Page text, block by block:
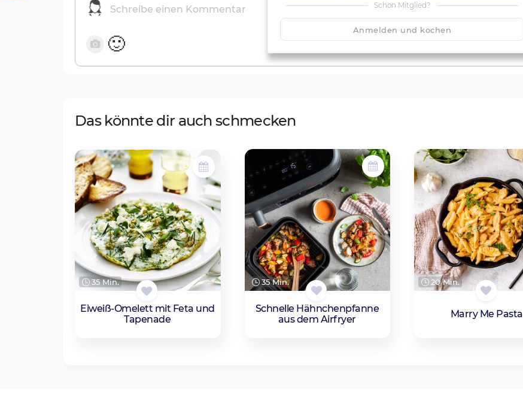
Schon Mitglied?
Anmelden und kochen
🙂
Das könnte dir auch schmecken
35 Min.
Eiweiß-Omelett mit Feta und
Tapenade
35 Min.
Schnelle Hähnchenpfanne
aus dem Airfryer
20 Min.
Marry Me Pasta